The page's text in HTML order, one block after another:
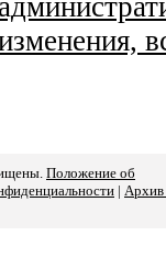
Положение об
| Архив